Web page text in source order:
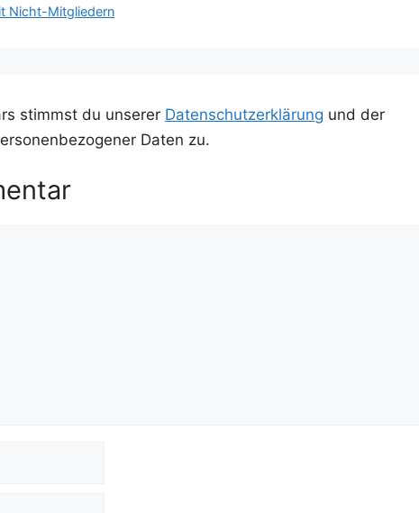
Nicht-Mitgliedern
stimmst du unserer Datenschutzerklärung und der
Daten zu.